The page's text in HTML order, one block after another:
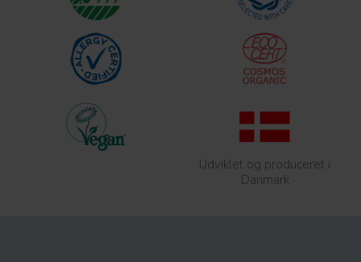
Udviklet og produceret i
Danmark